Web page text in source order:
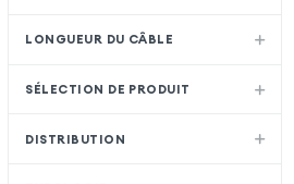
LONGUEUR DU CÂBLE
SÉLECTION DE PRODUIT
DISTRIBUTION